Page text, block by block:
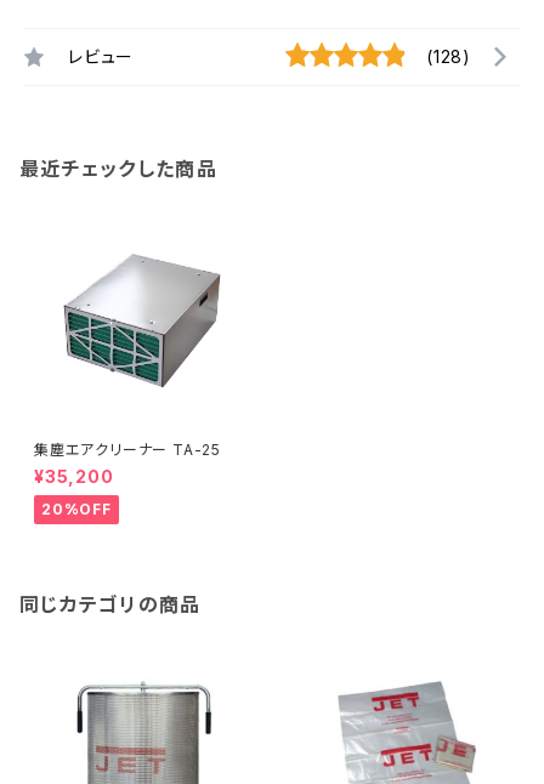
レビュー (128)
最近チェックした商品
集塵エアクリーナー TA-25
¥35,200
20%OFF
同じカテゴリの商品